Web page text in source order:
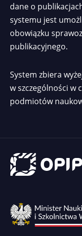
dane o
systemu jest
obowiązku
publikacyjnego.
System zbiera
w szczególności w
podmiotów